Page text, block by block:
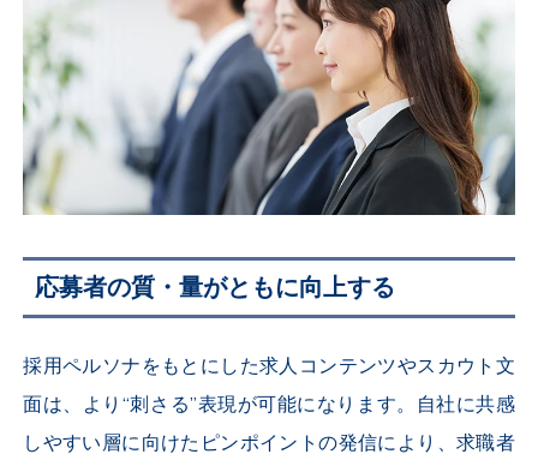
応募者の質・量がともに向上する
採用ペルソナをもとにした求人コンテンツやスカウト文
面は、より“刺さる”表現が可能になります。自社に共感
しやすい層に向けたピンポイントの発信により、求職者